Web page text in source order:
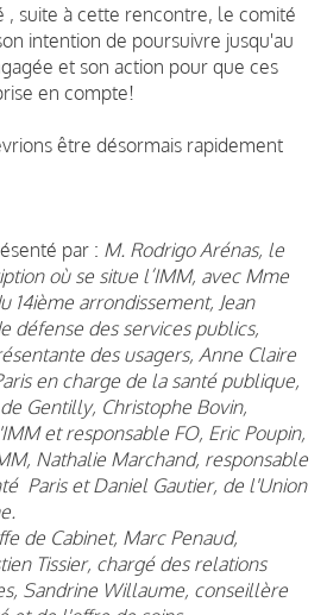
, suite à cette rencontre, le comité
intention de poursuivre jusqu'au
et son action pour que ces
en compte!
être désormais rapidement
par : M. Rodrigo Arénas, le
où se situe l’IMM, avec Mme
14ième arrondissement, Jean
défense des services publics,
des usagers, Anne Claire
en charge de la santé publique,
Gentilly, Christophe Bovin,
et responsable FO, Eric Poupin,
Nathalie Marchand, responsable
Paris et Daniel Gautier, de l'Union
de Cabinet, Marc Penaud,
Tissier, chargé des relations
Sandrine Willaume, conseillère